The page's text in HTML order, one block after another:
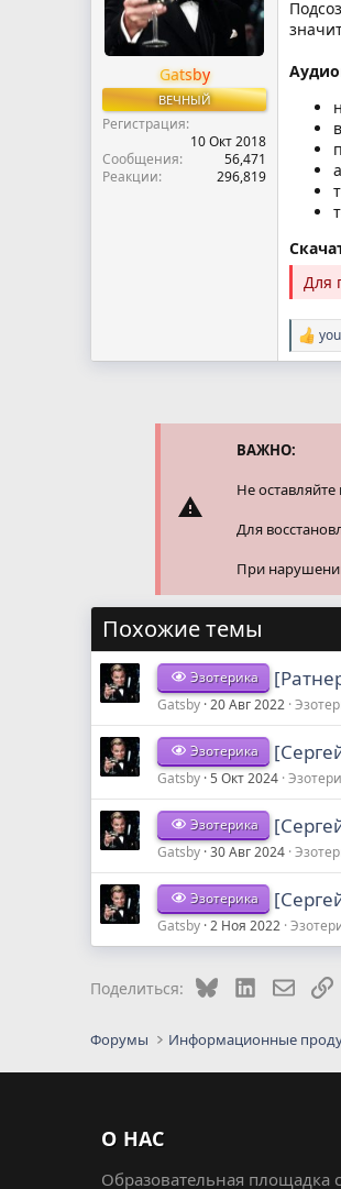
м
ы
а
л
Gatsby
ВЕЧНЫЙ
Регистрация
10 Окт 2018
Сообщения
56,471
Реакции
296,819
Для
Р
е
и
ВАЖНО:
Не
Для
При
Похожие темы
Эзотерика
Gatsby 20 Авг 2022
Эзотерика
Gatsby 5 Окт 2024
Эзотерика
Gatsby 30 Авг 2024
Эзотерика
Gatsby 2 Ноя 2022
Поделиться: BlueskyLinkedIn
Форумы Информационные
О НАС
Образовательная площадка с